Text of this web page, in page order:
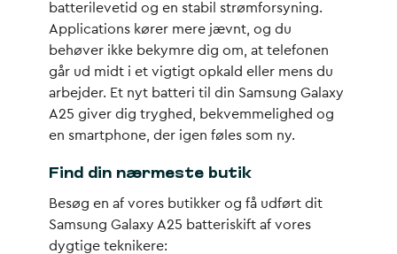
batterilevetid og en stabil strømforsyning.
Applications kører mere jævnt, og du
behøver ikke bekymre dig om, at telefonen
går ud midt i et vigtigt opkald eller mens du
arbejder. Et nyt batteri til din Samsung Galaxy
A25 giver dig tryghed, bekvemmelighed og
en smartphone, der igen føles som ny.
Find din nærmeste butik
Besøg en af vores butikker og få udført dit
Samsung Galaxy A25 batteriskift af vores
dygtige teknikere: